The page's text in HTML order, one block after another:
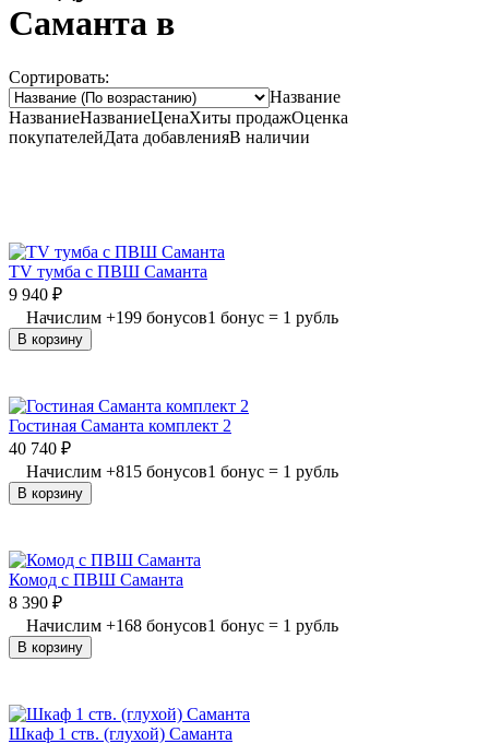
Саманта в
Сортировать:
Название
НазваниеНазваниеЦенаХиты продажОценка
покупателейДата добавленияВ наличии
TV тумба с ПВШ Саманта
9 940 ₽
Начислим +199 бонусов1 бонус = 1 рубль
В корзину
Гостиная Саманта комплект 2
40 740 ₽
Начислим +815 бонусов1 бонус = 1 рубль
В корзину
Комод с ПВШ Саманта
8 390 ₽
Начислим +168 бонусов1 бонус = 1 рубль
В корзину
Шкаф 1 ств. (глухой) Саманта